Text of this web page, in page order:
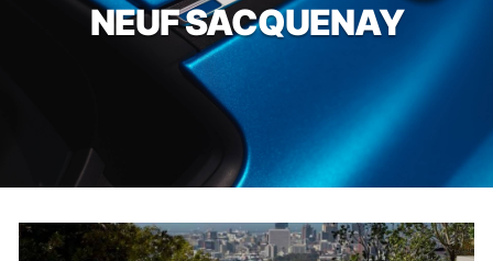
NEUF SACQUENAY